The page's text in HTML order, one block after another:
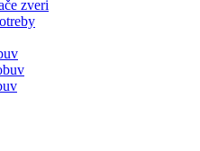
zveri